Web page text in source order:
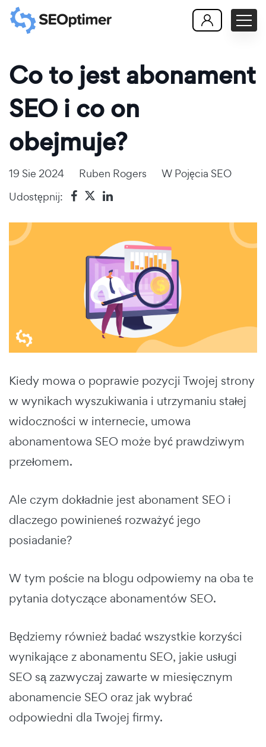
Co to jest abonament
SEO i co on
obejmuje?
19 Sie 2024 Ruben Rogers W Pojęcia SEO
Udostępnij:
Kiedy mowa o poprawie pozycji Twojej strony
w wynikach wyszukiwania i utrzymaniu stałej
widoczności w internecie, umowa
abonamentowa SEO może być prawdziwym
przełomem.
Ale czym dokładnie jest abonament SEO i
dlaczego powinieneś rozważyć jego
posiadanie?
W tym poście na blogu odpowiemy na oba te
pytania dotyczące abonamentów SEO.
Będziemy również badać wszystkie korzyści
wynikające z abonamentu SEO, jakie usługi
SEO są zazwyczaj zawarte w miesięcznym
abonamencie SEO oraz jak wybrać
odpowiedni dla Twojej firmy.